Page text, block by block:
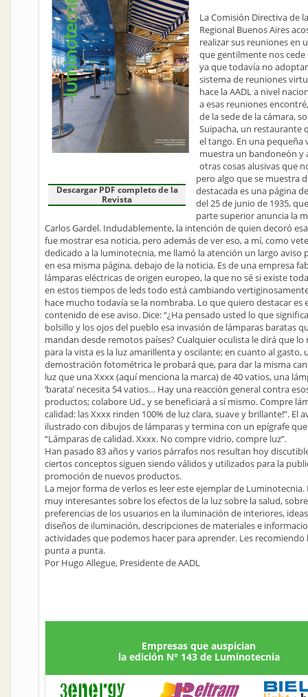
Descargar PDF completo de la
Revista
La Comisión Directiva de
Regional Buenos Aires
realizar sus reuniones en
que gentilmente nos cede
ya que todavía no
sistema de reuniones
hace la AADL a nivel
a esas reuniones
de la sede de la cámara,
Suipacha, un restaurante
el tango. En una pequeña
muestra un bandoneón y
otras cosas alusivas que
pero algo que se muestra
destacada es una página
del 25 de junio de 1935,
parte superior anuncia la
Carlos Gardel. Indudablemente, la intención de quien decoró
fue mostrar esa noticia, pero además de ver eso, a mí, como
dedicado a la luminotecnia, me llamó la atención un largo aviso
en esa misma página, debajo de la noticia. Es de una empresa
lámparas eléctricas de origen europeo, la que no sé si existe
en estos tiempos de leds todo está cambiando
hace mucho todavía se la nombraba. Lo que quiero destacar es
contenido de ese aviso. Dice: “¿Ha pensado usted lo que
bolsillo y los ojos del pueblo esa invasión de lámparas baratas
mandan desde remotos países? Cualquier oculista le dirá que lo
para la vista es la luz amarillenta y oscilante; en cuanto al gasto,
demostración fotométrica le probará que, para dar la misma
luz que una Xxxx (aquí menciona la marca) de 40 vatios, una
‘barata’ necesita 54 vatios… Hay una reacción general contra
productos; colabore Ud., y se beneficiará a sí mismo. Compre
calidad: las Xxxx rinden 100% de luz clara, suave y brillante!”. El
ilustrado con dibujos de lámparas y termina con un epígrafe
“Lámparas de calidad. Xxxx. No compre vidrio, compre luz”.
Han pasado 83 años y varios párrafos nos resultan hoy
ciertos conceptos siguen siendo válidos y utilizados para la
promoción de nuevos productos.
La mejor forma de verlos es leer este ejemplar de Luminotecnia.
muy interesantes sobre los efectos de la luz sobre la salud,
preferencias de los usuarios en la iluminación de interiores,
diseños de iluminación, descripciones de materiales e
actividades que podemos hacer para aprender. Les recomiendo
punta a punta.
Por Hugo Allegue, Presidente de AADL
Empresas que auspician
la edición N° 143 de Luminotecnia